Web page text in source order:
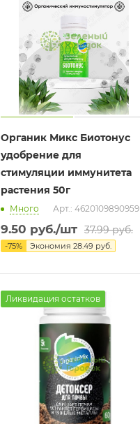
Органик Микс Биотонус
удобрение для
стимуляции иммунитета
растения 50г
Много Арт.: 4620109890959
9.50 руб./шт 37.99руб.
-75% Экономия 28.49 руб.
Ликвидация остатков